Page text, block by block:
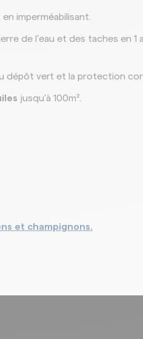
imperméabilisant.
de l’eau et des taches en 1
dépôt vert et la protection
jusqu’à 100m².
et champignons.